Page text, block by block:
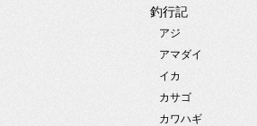
釣行記
アジ
アマダイ
イカ
カサゴ
カワハギ